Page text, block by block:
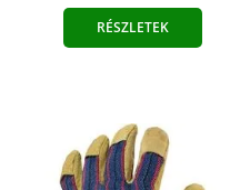
RÉSZLETEK